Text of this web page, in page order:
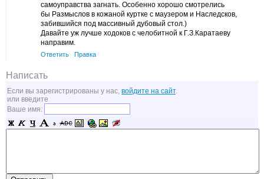
самоуправства загнать. Особенно хорошо смотрелись
бы Размыслов в кожаной куртке с маузером и Наследсков,
забившийся под массивный дубовый стол.)
Давайте уж лучше ходоков с челобитной к Г.З.Каратаеву
направим.
Ответить Правка
Написать
Если вы зарегистрированы у нас, войдите на сайт.
или введите
Ваше имя: